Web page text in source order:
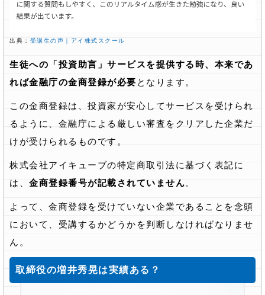
出典： 受講生の声｜アイ株式スクール
生徒への「投資助言」サービスを提供する時、本来であ
れば金融庁の金商登録が必要 となります。
この金商登録は、投資家が安心してサービスを受けられ
るように、金融庁による厳しい審査をクリアした企業だ
けが受けられるものです。
株式会社アイキューブの特定商取引法に基づく表記に
は、 金商登録番号が記載されていません。
よって、金商登録を受けていない企業であることを念頭
において、受講するかどうかを判断しなければなりませ
ん。
取締役の増井秀晃は実績ある？